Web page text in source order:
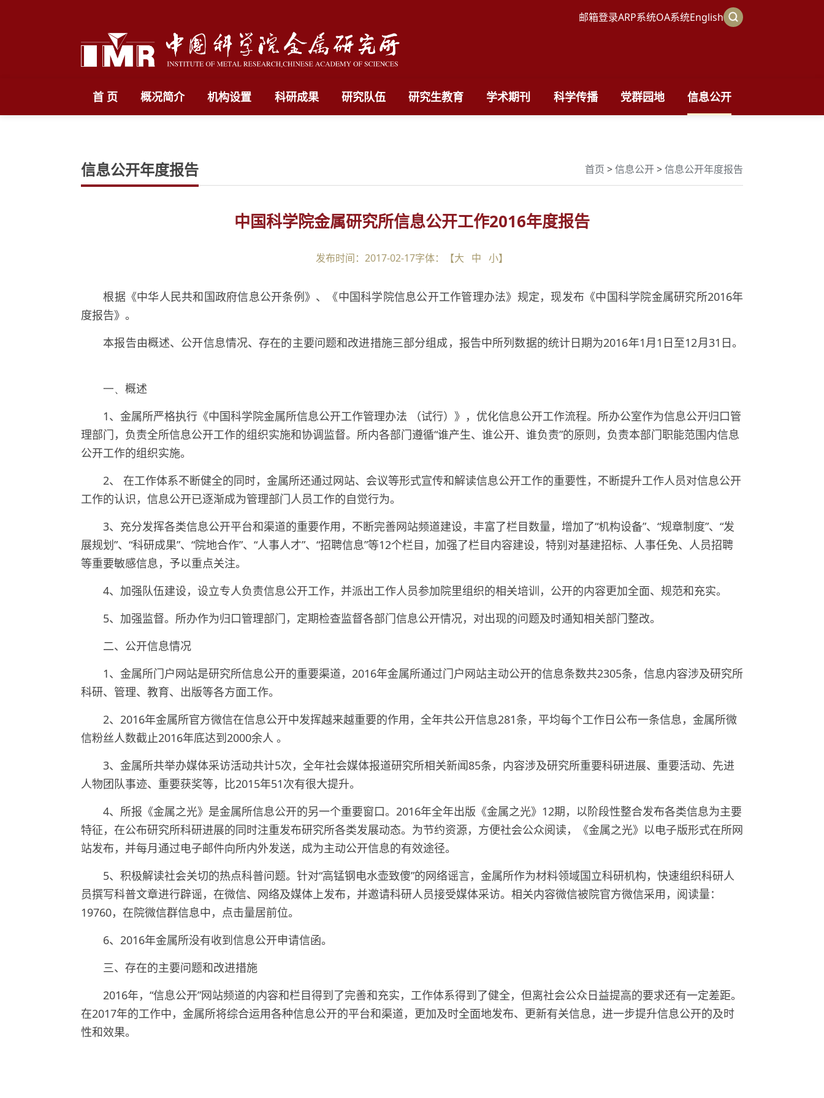
邮箱登录ARP系统OA系统English
首 页 概况简介 机构设置 科研成果 研究队伍 研究生教育 学术期刊 科学传播 党群园地 信息公开
信息公开年度报告 首页 >信息公开>信息公开年度报告
中国科学院金属研究所信息公开工作2016年度报告
发布时间：2017-02-17字体：【大 中 小】
根据《中华人民共和国政府信息公开条例》、《中国科学院信息公开工作管理办法》规定，现发布《中国科学院金属研究所2016年
度报告》。
本报告由概述、公开信息情况、存在的主要问题和改进措施三部分组成，报告中所列数据的统计日期为2016年1月 1 日至12月31 日。
一、 概述
1、金属所严格执行《中国科学院金属所信息公开工作管理办法 （试行）》，优化信息公开工作流程。所办公室作为信息公开归口管
理部门，负责全所信息公开工作的组织实施和协调监督。所内各部门遵循“谁产生、谁公开、谁负责”的原则，负责本部门职能范围内信息
公开工作的组织实施。
2、
在工作体系不断健全的同时，金属所还通过网站、会议等形式宣传和解读信息公开工作的重要性，不断提升工作人员对信息公开
工作的认识，信息公开已逐渐成为管理部门人员工作的自觉行为。
3、充分发挥各类信息公开平台和渠道的重要作用，不断完善网站频道建设，丰富了栏目数量，增加了“机构设备”、“规章制度”、“发
展规划”、“科研成果”、“院地合作”、“人事人才”、“招聘信息”等12个栏目，加强了栏目内容建设，特别对基建招标、人事任免、人员招聘
等重要敏感信息，予以重点关注。
4、加强队伍建设，设立专人负责信息公开工作，并派出工作人员参加院里组织的相关培训，公开的内容更加全面、规范和充实。
5、加强监督。所办作为归口管理部门，定期检查监督各部门信息公开情况，对出现的问题及时通知相关部门整改。
二、公开信息情况
1、金属所门户网站是研究所信息公开的重要渠道， 2016年金属所通过门户网站主动公开的信息条数共2305条，信息内容涉及研究所
科研、管理、教育、出版等各方面工作。
2、 2016年金属所官方微信在信息公开中发挥越来越重要的作用，全年共公开信息281条，平均每个工作日公布一条信息，金属所微
信粉丝人数截止2016年底达到2000余人 。
3、金属所共举办媒体采访活动共计5次，全年社会媒体报道研究所相关新闻85条，内容涉及研究所重要科研进展、重要活动、先进
人物团队事迹、重要获奖等，比2015年51次有很大提升。
4、所报《金属之光》是金属所信息公开的另一个重要窗口。 2016年全年出版《金属之光》 12期，以阶段性整合发布各类信息为主要
特征，在公布研究所科研进展的同时注重发布研究所各类发展动态。为节约资源，方便社会公众阅读，《金属之光》以电子版形式在所网
站发布，并每月通过电子邮件向所内外发送，成为主动公开信息的有效途径。
5、积极解读社会关切的热点科普问题。针对“高锰钢电水壶致傻”的网络谣言，金属所作为材料领域国立科研机构，快速组织科研人
员撰写科普文章进行辟谣，在微信、网络及媒体上发布，并邀请科研人员接受媒体采访。相关内容微信被院官方微信采用，阅读量：
19760，在院微信群信息中，点击量居前位。
6、 2016年金属所没有收到信息公开申请信函。
三、存在的主要问题和改进措施
2016年，“信息公开”网站频道的内容和栏目得到了完善和充实，工作体系得到了健全，但离社会公众日益提高的要求还有一定差距。
在2017年的工作中，金属所将综合运用各种信息公开的平台和渠道，更加及时全面地发布、更新有关信息，进一步提升信息公开的及时
性和效果。